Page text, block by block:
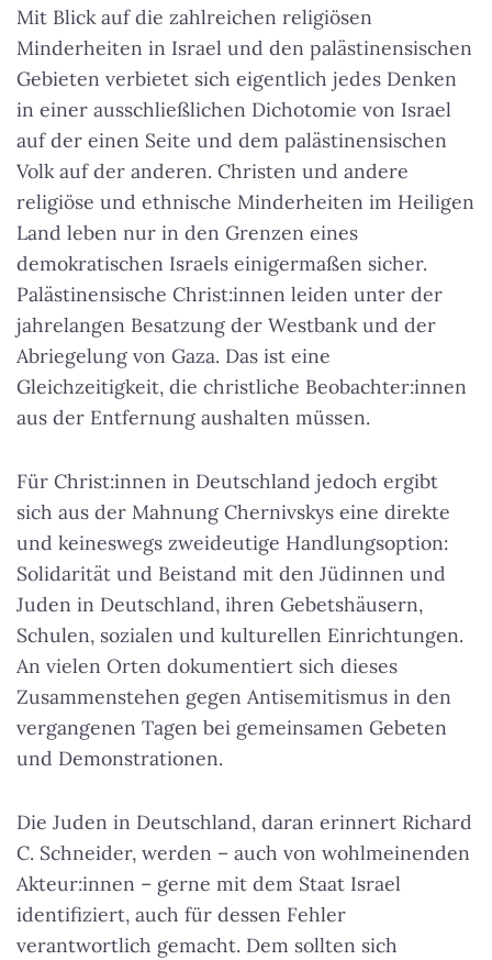
Mit Blick auf die zahlreichen religiösen
Minderheiten in Israel und den palästinensischen
Gebieten verbietet sich eigentlich jedes Denken
in einer ausschließlichen Dichotomie von Israel
auf der einen Seite und dem palästinensischen
Volk auf der anderen. Christen und andere
religiöse und ethnische Minderheiten im Heiligen
Land leben nur in den Grenzen eines
demokratischen Israels einigermaßen sicher.
Palästinensische Christ:innen leiden unter der
jahrelangen Besatzung der Westbank und der
Abriegelung von Gaza. Das ist eine
Gleichzeitigkeit, die christliche Beobachter:innen
aus der Entfernung aushalten müssen.
Für Christ:innen in Deutschland jedoch ergibt
sich aus der Mahnung Chernivskys eine direkte
und keineswegs zweideutige Handlungsoption:
Solidarität und Beistand mit den Jüdinnen und
Juden in Deutschland, ihren Gebetshäusern,
Schulen, sozialen und kulturellen Einrichtungen.
An vielen Orten dokumentiert sich dieses
Zusammenstehen gegen Antisemitismus in den
vergangenen Tagen bei gemeinsamen Gebeten
und Demonstrationen.
Die Juden in Deutschland, daran erinnert Richard
C. Schneider, werden – auch von wohlmeinenden
Akteur:innen – gerne mit dem Staat Israel
identifiziert, auch für dessen Fehler
verantwortlich gemacht. Dem sollten sich